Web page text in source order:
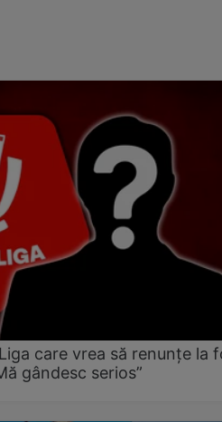
care vrea să renunțe la
gândesc serios”